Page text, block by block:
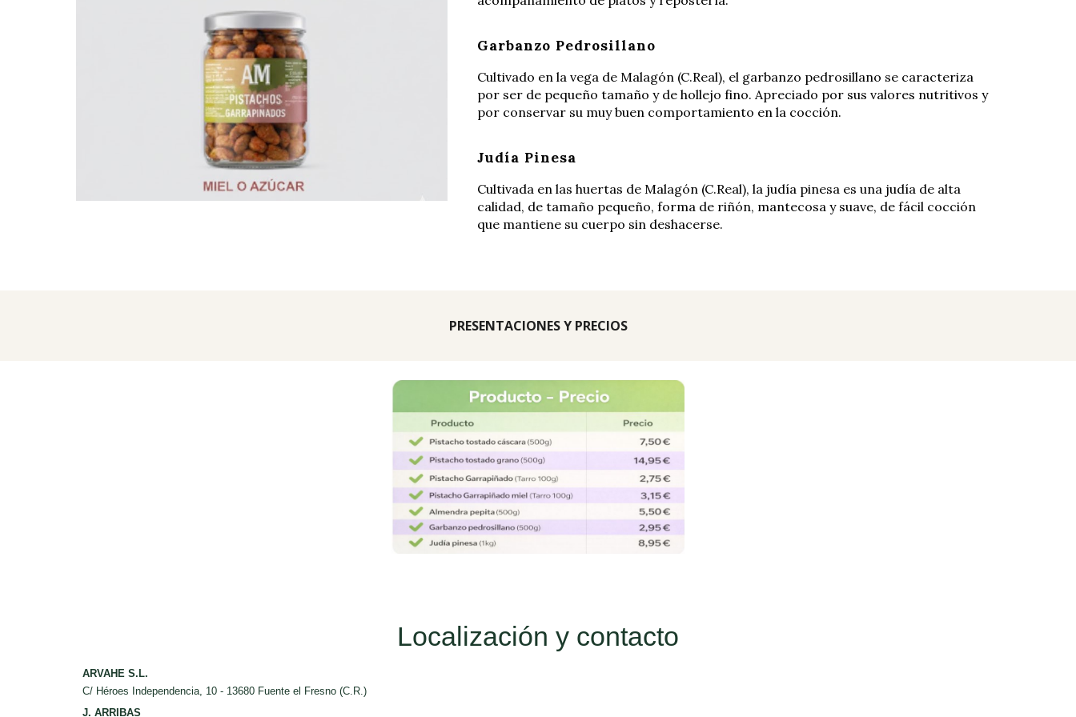
Garbanzo Pedrosillano
Cultivado en la vega de Malagón (C.Real), el garbanzo pedrosillano se caracteriza
por ser de pequeño tamaño y de hollejo fino. Apreciado por sus valores nutritivos y
por conservar su muy buen comportamiento en la cocción.
Judía Pinesa
Cultivada en las huertas de Malagón (C.Real), la judía pinesa es una judía de alta
calidad, de tamaño pequeño, forma de riñón, mantecosa y suave, de fácil cocción
que mantiene su cuerpo sin deshacerse.
PRESENTACIONES Y PRECIOS
Localización y contacto
ARVAHE S.L.
C/ Héroes Independencia, 10 - 13680 Fuente el Fresno (C.R.)
J. ARRIBAS